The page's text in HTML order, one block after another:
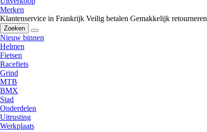
Merken
Klantenservice in Frankrijk Veilig betalen Gemakkelijk retourneren
Zoeken
Nieuw binnen
Helmen
Fietsen
Racefiets
Grind
MTB
BMX
Stad
Onderdelen
Uitrusting
Werkplaats